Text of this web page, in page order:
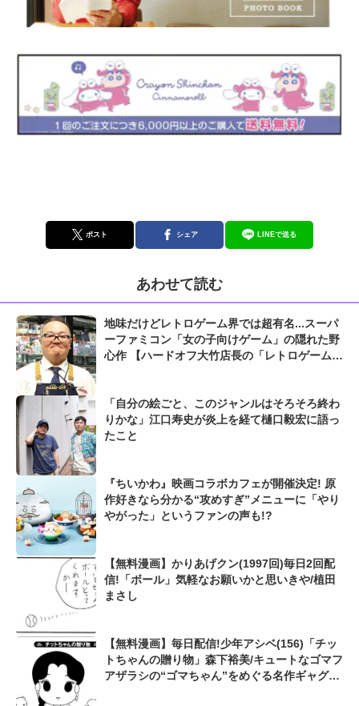
ポスト シェア LINEで送る
あわせて読む
地味だけどレトロゲーム界では超有名...スーパ
ーファミコン「女の子向けゲーム」の隠れた野
心作 【ハードオフ大竹店長の「レトロゲームち
「自分の絵ごと、このジャンルはそろそろ終わ
りかな」江口寿史が炎上を経て樋口毅宏に語っ
たこと
『ちいかわ』映画コラボカフェが開催決定! 原
作好きなら分かる“攻めすぎ”メニューに「やり
やがった」というファンの声も!?
【無料漫画】かりあげクン(1997回)毎日2回配
信!「ボール」気軽なお願いかと思いきや/植田
まさし
【無料漫画】毎日配信!少年アシベ(156)「チッ
トちゃんの贈り物」森下裕美/キュートなゴマフ
アザラシの“ゴマちゃん”をめぐる名作ギャグ4